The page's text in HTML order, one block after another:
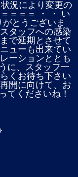
況により変更の
＝＝＝ ・ ・ い
とうございま
タッフへの感染
で延期とさせて
ューも出来てい
ーションととも
に、スタッフ一
くお待ち下さい
開に向けて、お
てくださいね！